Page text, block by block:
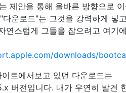
제안을 통해 올바른 방향으로
다운로드"는 그것을 강력하게 넣
연스럽게 그들을 잡으려고 여기
downloads/
트에서보고 있던 다운로드는
버전입니다. 내가 우연히 발견